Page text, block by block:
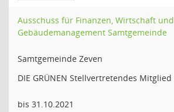
Ausschuss für Finanzen, Wirtschaft und
Gebäudemanagement Samtgemeinde
Samtgemeinde Zeven
DIE GRÜNEN Stellvertretendes Mitglied
bis 31.10.2021